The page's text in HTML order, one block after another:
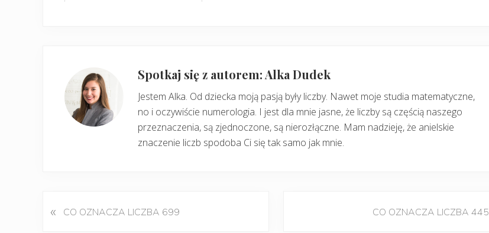
Spotkaj się z autorem: Alka Dudek
Jestem Alka. Od dziecka moją pasją były liczby. Nawet moje studia matematyczne,
no i oczywiście numerologia. I jest dla mnie jasne, że liczby są częścią naszego
przeznaczenia, są zjednoczone, są nierozłączne. Mam nadzieję, że anielskie
znaczenie liczb spodoba Ci się tak samo jak mnie.
P
« CO OZNACZA LICZBA 699 CO OZNACZA LICZBA 445